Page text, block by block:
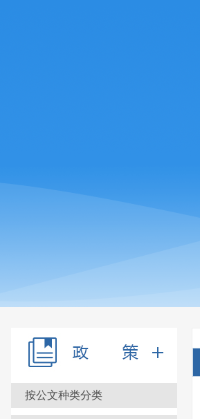
按公文种类分类